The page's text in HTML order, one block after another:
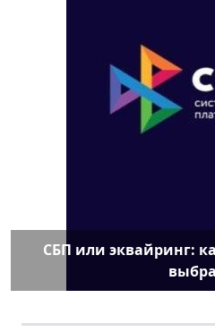
СБП или эквайринг: